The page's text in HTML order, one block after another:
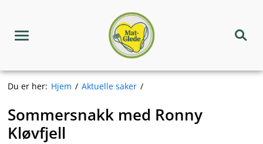
innholdMeny
Matgledekorpset
Søk
Du er her: Hjem Aktuelle saker
Sommersnakk med Ronny
Kløvfjell